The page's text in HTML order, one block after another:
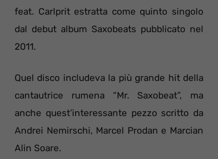
feat. Carlprit estratta come quinto singolo
dal debut album Saxobeats pubblicato nel
2011.
Quel disco includeva la più grande hit della
cantautrice rumena “Mr. Saxobeat”, ma
anche quest’interessante pezzo scritto da
Andrei Nemirschi, Marcel Prodan e Marcian
Alin Soare.